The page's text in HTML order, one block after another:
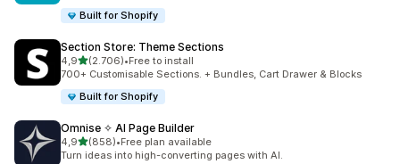
Built for Shopify
Section Store: Theme Sections
4,9de 5 estrelas
(2.706)
2706 total de avaliações
•Free to install
700+ Customisable Sections. + Bundles, Cart Drawer & Blocks
Built for Shopify
Omnise ✧ AI Page Builder
4,9de 5 estrelas
(858)
858 total de avaliações
•Free plan available
Turn ideas into high-converting pages with AI.